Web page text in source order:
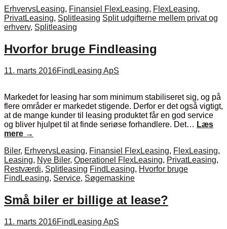
ErhvervsLeasing, Finansiel FlexLeasing, FlexLeasing,
PrivatLeasing, Splitleasing Split udgifterne mellem privat og
erhverv, Splitleasing
Hvorfor bruge Findleasing
11. marts 2016FindLeasing ApS
Markedet for leasing har som minimum stabiliseret sig, og på
flere områder er markedet stigende. Derfor er det også vigtigt,
at de mange kunder til leasing produktet får en god service
og bliver hjulpet til at finde seriøse forhandlere. Det… Læs
mere →
Biler, ErhvervsLeasing, Finansiel FlexLeasing, FlexLeasing,
Leasing, Nye Biler, Operationel FlexLeasing, PrivatLeasing,
Restværdi, Splitleasing FindLeasing, Hvorfor bruge
FindLeasing, Service, Søgemaskine
Små biler er billige at lease?
11. marts 2016FindLeasing ApS